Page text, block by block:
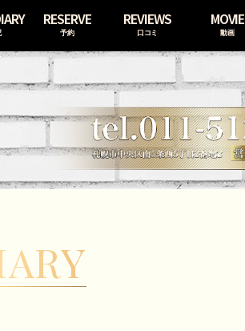
RESERVE
予約
REVIEWS
口コミ
MOVIE
動画